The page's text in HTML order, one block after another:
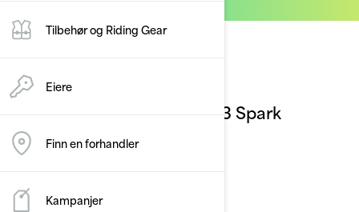
Tilbehør og Riding Gear
Eiere
Finn en forhandler
Kampanjer
2023 Spark